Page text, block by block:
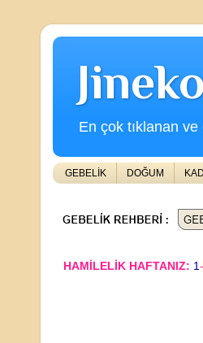
En çok tıklanan
GEBELİK DOĞUM
HAMİLELİK HAFTANIZ: 1-